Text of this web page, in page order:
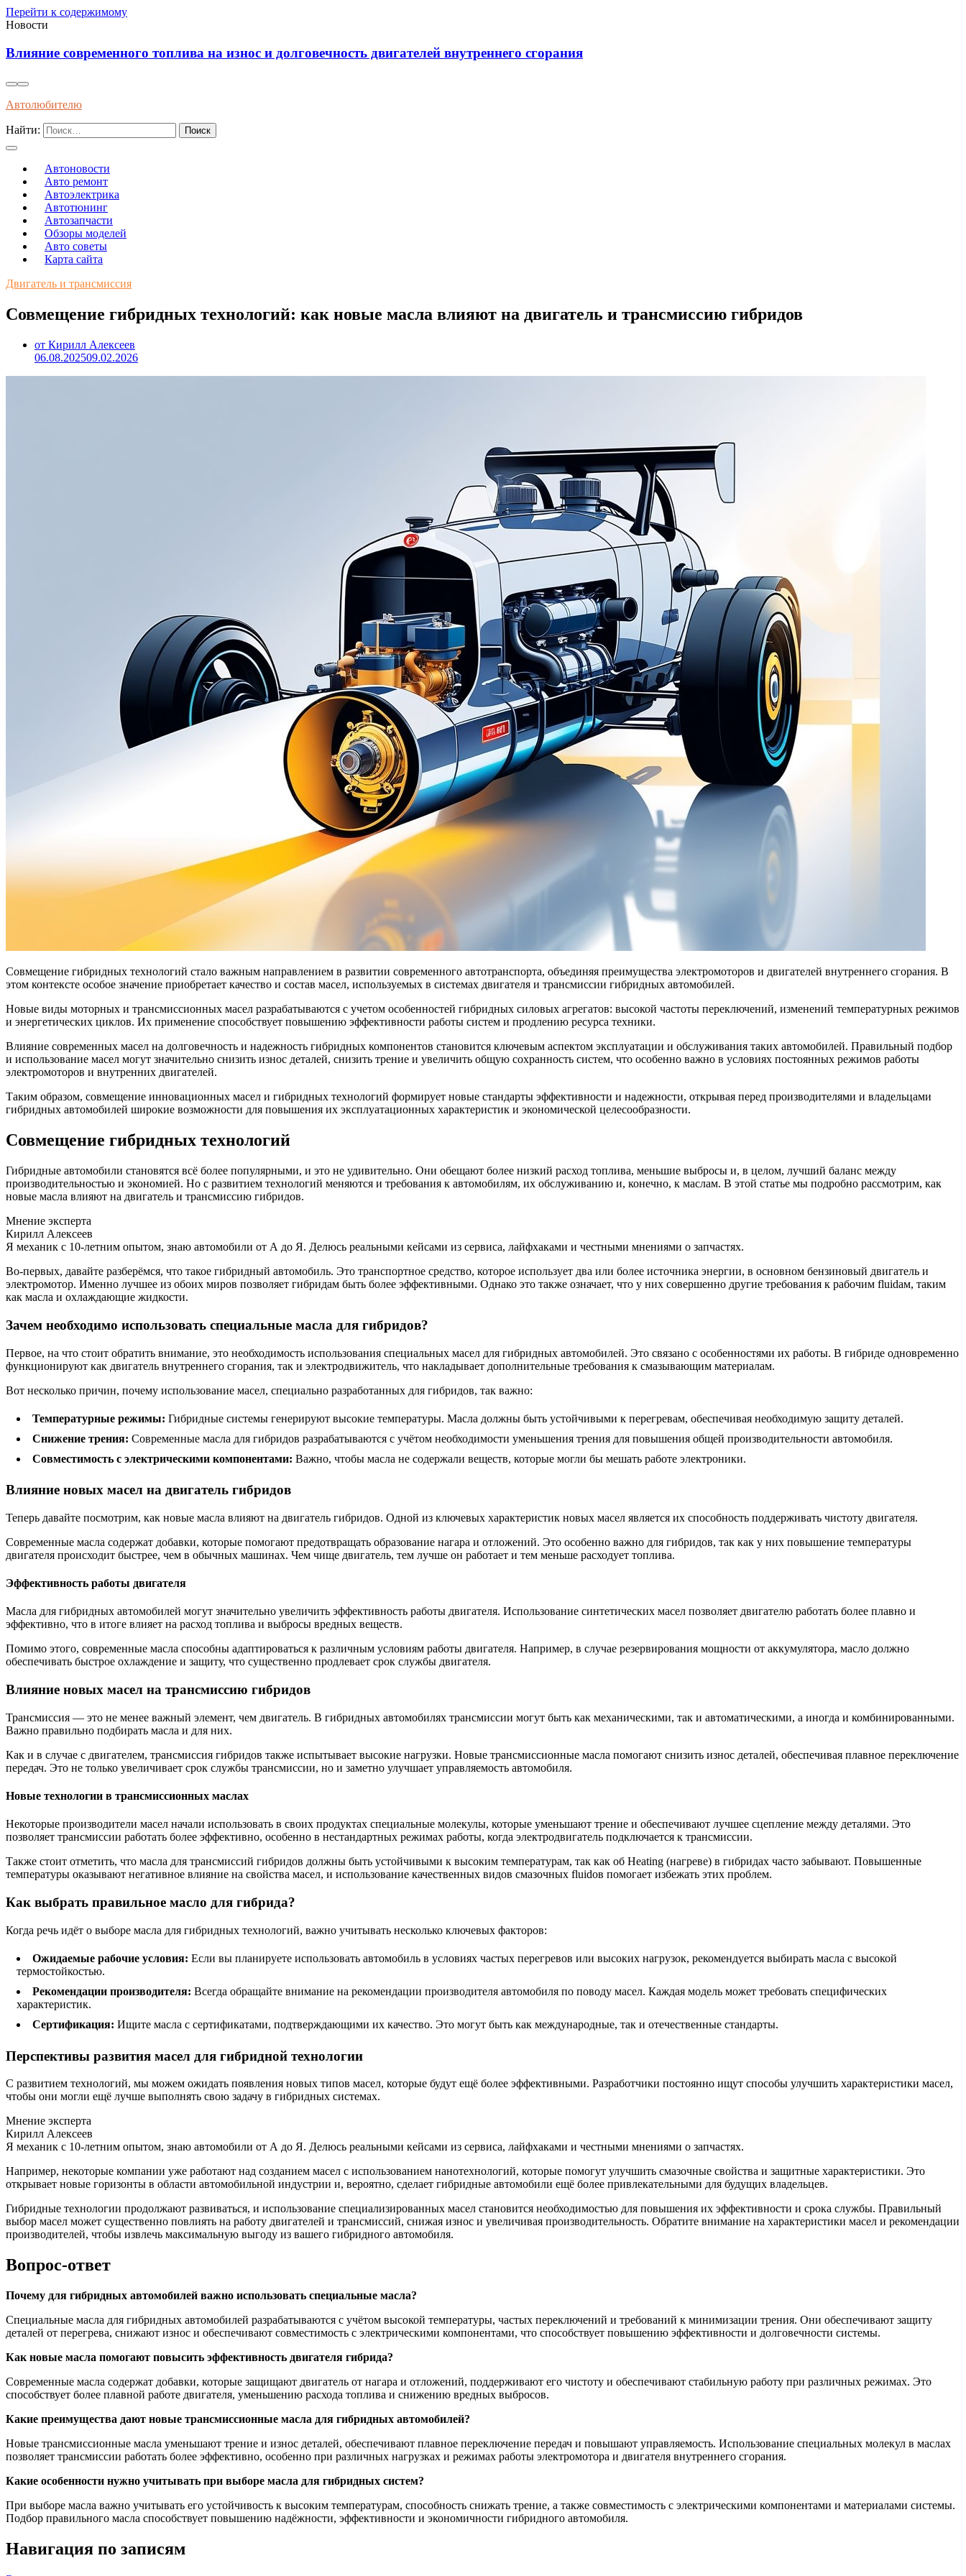
Перейти к содержимому
Новости
Влияние современного топлива на износ и долговечность двигателей внутреннего сгорания
Автолюбителю
Найти:
Автоновости
Авто ремонт
Автоэлектрика
Автотюнинг
Автозапчасти
Обзоры моделей
Авто советы
Карта сайта
Двигатель и трансмиссия
Совмещение гибридных технологий: как новые масла влияют на двигатель и трансмиссию гибридов
от Кирилл Алексеев
06.08.202509.02.2026
Совмещение гибридных технологий стало важным направлением в развитии современного автотранспорта, объединяя преимущества электромоторов и двигателей внутреннего сгорания. В
этом контексте особое значение приобретает качество и состав масел, используемых в системах двигателя и трансмиссии гибридных автомобилей.
Новые виды моторных и трансмиссионных масел разрабатываются с учетом особенностей гибридных силовых агрегатов: высокой частоты переключений, изменений температурных режимов
и энергетических циклов. Их применение способствует повышению эффективности работы систем и продлению ресурса техники.
Влияние современных масел на долговечность и надежность гибридных компонентов становится ключевым аспектом эксплуатации и обслуживания таких автомобилей. Правильный подбор
и использование масел могут значительно снизить износ деталей, снизить трение и увеличить общую сохранность систем, что особенно важно в условиях постоянных режимов работы
электромоторов и внутренних двигателей.
Таким образом, совмещение инновационных масел и гибридных технологий формирует новые стандарты эффективности и надежности, открывая перед производителями и владельцами
гибридных автомобилей широкие возможности для повышения их эксплуатационных характеристик и экономической целесообразности.
Совмещение гибридных технологий
Гибридные автомобили становятся всё более популярными, и это не удивительно. Они обещают более низкий расход топлива, меньшие выбросы и, в целом, лучший баланс между
производительностью и экономией. Но с развитием технологий меняются и требования к автомобилям, их обслуживанию и, конечно, к маслам. В этой статье мы подробно рассмотрим, как
новые масла влияют на двигатель и трансмиссию гибридов.
Мнение эксперта
Кирилл Алексеев
Я механик с 10-летним опытом, знаю автомобили от А до Я. Делюсь реальными кейсами из сервиса, лайфхаками и честными мнениями о запчастях.
Во-первых, давайте разберёмся, что такое гибридный автомобиль. Это транспортное средство, которое использует два или более источника энергии, в основном бензиновый двигатель и
электромотор. Именно лучшее из обоих миров позволяет гибридам быть более эффективными. Однако это также означает, что у них совершенно другие требования к рабочим fluidам, таким
как масла и охлаждающие жидкости.
Зачем необходимо использовать специальные масла для гибридов?
Первое, на что стоит обратить внимание, это необходимость использования специальных масел для гибридных автомобилей. Это связано с особенностями их работы. В гибриде одновременно
функционируют как двигатель внутреннего сгорания, так и электродвижитель, что накладывает дополнительные требования к смазывающим материалам.
Вот несколько причин, почему использование масел, специально разработанных для гибридов, так важно:
Температурные режимы: Гибридные системы генерируют высокие температуры. Масла должны быть устойчивыми к перегревам, обеспечивая необходимую защиту деталей.
Снижение трения: Современные масла для гибридов разрабатываются с учётом необходимости уменьшения трения для повышения общей производительности автомобиля.
Совместимость с электрическими компонентами: Важно, чтобы масла не содержали веществ, которые могли бы мешать работе электроники.
Влияние новых масел на двигатель гибридов
Теперь давайте посмотрим, как новые масла влияют на двигатель гибридов. Одной из ключевых характеристик новых масел является их способность поддерживать чистоту двигателя.
Современные масла содержат добавки, которые помогают предотвращать образование нагара и отложений. Это особенно важно для гибридов, так как у них повышение температуры
двигателя происходит быстрее, чем в обычных машинах. Чем чище двигатель, тем лучше он работает и тем меньше расходует топлива.
Эффективность работы двигателя
Масла для гибридных автомобилей могут значительно увеличить эффективность работы двигателя. Использование синтетических масел позволяет двигателю работать более плавно и
эффективно, что в итоге влияет на расход топлива и выбросы вредных веществ.
Помимо этого, современные масла способны адаптироваться к различным условиям работы двигателя. Например, в случае резервирования мощности от аккумулятора, масло должно
обеспечивать быстрое охлаждение и защиту, что существенно продлевает срок службы двигателя.
Влияние новых масел на трансмиссию гибридов
Трансмиссия — это не менее важный элемент, чем двигатель. В гибридных автомобилях трансмиссии могут быть как механическими, так и автоматическими, а иногда и комбинированными.
Важно правильно подбирать масла и для них.
Как и в случае с двигателем, трансмиссия гибридов также испытывает высокие нагрузки. Новые трансмиссионные масла помогают снизить износ деталей, обеспечивая плавное переключение
передач. Это не только увеличивает срок службы трансмиссии, но и заметно улучшает управляемость автомобиля.
Новые технологии в трансмиссионных маслах
Некоторые производители масел начали использовать в своих продуктах специальные молекулы, которые уменьшают трение и обеспечивают лучшее сцепление между деталями. Это
позволяет трансмиссии работать более эффективно, особенно в нестандартных режимах работы, когда электродвигатель подключается к трансмиссии.
Также стоит отметить, что масла для трансмиссий гибридов должны быть устойчивыми к высоким температурам, так как об Heating (нагреве) в гибридах часто забывают. Повышенные
температуры оказывают негативное влияние на свойства масел, и использование качественных видов смазочных fluidов помогает избежать этих проблем.
Как выбрать правильное масло для гибрида?
Когда речь идёт о выборе масла для гибридных технологий, важно учитывать несколько ключевых факторов:
Ожидаемые рабочие условия: Если вы планируете использовать автомобиль в условиях частых перегревов или высоких нагрузок, рекомендуется выбирать масла с высокой
термостойкостью.
Рекомендации производителя: Всегда обращайте внимание на рекомендации производителя автомобиля по поводу масел. Каждая модель может требовать специфических
характеристик.
Сертификация: Ищите масла с сертификатами, подтверждающими их качество. Это могут быть как международные, так и отечественные стандарты.
Перспективы развития масел для гибридной технологии
С развитием технологий, мы можем ожидать появления новых типов масел, которые будут ещё более эффективными. Разработчики постоянно ищут способы улучшить характеристики масел,
чтобы они могли ещё лучше выполнять свою задачу в гибридных системах.
Мнение эксперта
Кирилл Алексеев
Я механик с 10-летним опытом, знаю автомобили от А до Я. Делюсь реальными кейсами из сервиса, лайфхаками и честными мнениями о запчастях.
Например, некоторые компании уже работают над созданием масел с использованием нанотехнологий, которые помогут улучшить смазочные свойства и защитные характеристики. Это
открывает новые горизонты в области автомобильной индустрии и, вероятно, сделает гибридные автомобили ещё более привлекательными для будущих владельцев.
Гибридные технологии продолжают развиваться, и использование специализированных масел становится необходимостью для повышения их эффективности и срока службы. Правильный
выбор масел может существенно повлиять на работу двигателей и трансмиссий, снижая износ и увеличивая производительность. Обратите внимание на характеристики масел и рекомендации
производителей, чтобы извлечь максимальную выгоду из вашего гибридного автомобиля.
Вопрос-ответ
Почему для гибридных автомобилей важно использовать специальные масла?
Специальные масла для гибридных автомобилей разрабатываются с учётом высокой температуры, частых переключений и требований к минимизации трения. Они обеспечивают защиту
деталей от перегрева, снижают износ и обеспечивают совместимость с электрическими компонентами, что способствует повышению эффективности и долговечности системы.
Как новые масла помогают повысить эффективность двигателя гибрида?
Современные масла содержат добавки, которые защищают двигатель от нагара и отложений, поддерживают его чистоту и обеспечивают стабильную работу при различных режимах. Это
способствует более плавной работе двигателя, уменьшению расхода топлива и снижению вредных выбросов.
Какие преимущества дают новые трансмиссионные масла для гибридных автомобилей?
Новые трансмиссионные масла уменьшают трение и износ деталей, обеспечивают плавное переключение передач и повышают управляемость. Использование специальных молекул в маслах
позволяет трансмиссии работать более эффективно, особенно при различных нагрузках и режимах работы электромотора и двигателя внутреннего сгорания.
Какие особенности нужно учитывать при выборе масла для гибридных систем?
При выборе масла важно учитывать его устойчивость к высоким температурам, способность снижать трение, а также совместимость с электрическими компонентами и материалами системы.
Подбор правильного масла способствует повышению надёжности, эффективности и экономичности гибридного автомобиля.
Навигация по записям